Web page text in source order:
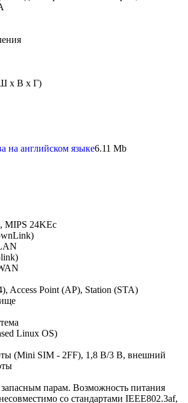
х В х Г)
на английском языке6.11 Mb
MIPS 24KEc
Access Point (AP), Station (STA)
Linux OS)
(Mini SIM - 2FF), 1,8 В/3 В, внешний
парам. Возможность питания
со стандартами IEEE802.3af,